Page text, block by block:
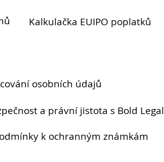
Kalkulačka EUIPO poplatků
osobních údajů
a právní jistota s Bold Legal
k ochranným známkám